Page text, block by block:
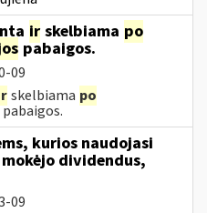
ir skelbiama po
pabaigos.
09
skelbiama po
pabaigos.
kurios naudojasi
dividendus,
09